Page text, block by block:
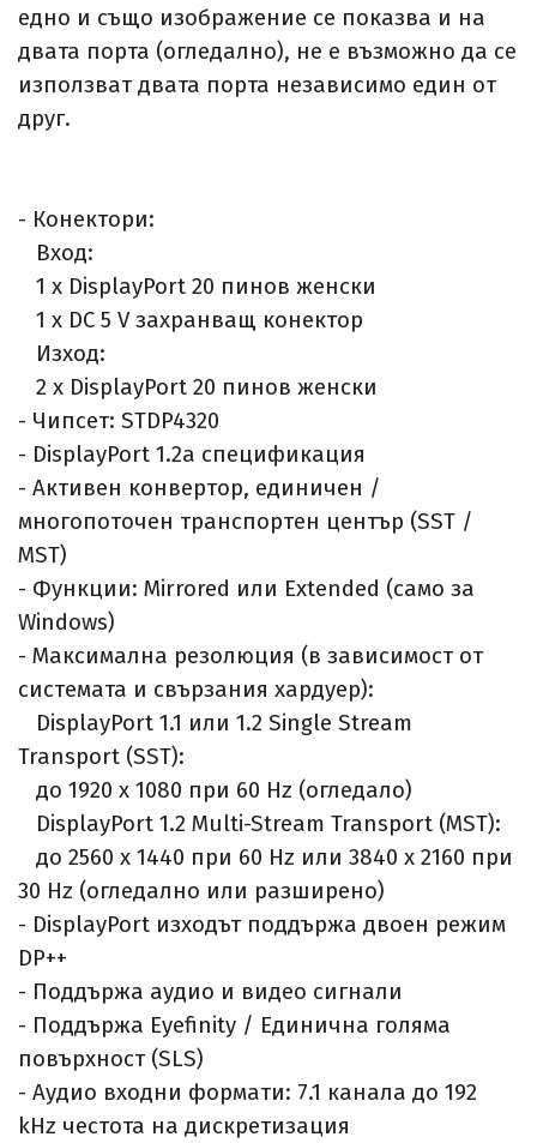
едно и също изображение се показва и на
двата порта (огледално), не е възможно да се
използват двата порта независимо един от
друг.
- Конектори:
Вход:
1 x DisplayPort 20 пинов женски
1 x DC 5 V захранващ конектор
Изход:
2 x DisplayPort 20 пинов женски
- Чипсет: STDP4320
- DisplayPort 1.2a спецификация
- Активен конвертор, единичен /
многопоточен транспортен център (SST /
MST)
- Функции: Mirrored или Extended (само за
Windows)
- Максимална резолюция (в зависимост от
системата и свързания хардуер):
DisplayPort 1.1 или 1.2 Single Stream
Transport (SST):
до 1920 x 1080 при 60 Hz (огледало)
DisplayPort 1.2 Multi-Stream Transport (MST):
до 2560 x 1440 при 60 Hz или 3840 x 2160 при
30 Hz (огледално или разширено)
- DisplayPort изходът поддържа двоен режим
DP++
- Поддържа аудио и видео сигнали
- Поддържа Eyefinity / Единична голяма
повърхност (SLS)
- Аудио входни формати: 7.1 канала до 192
kHz честота на дискретизация